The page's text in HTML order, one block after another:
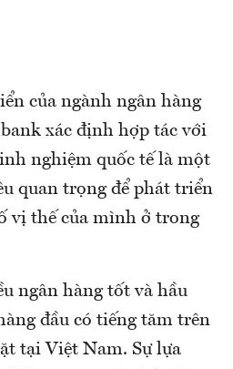
của ngành ngân hàng
xác định hợp tác với
nghiệm quốc tế là một
quan trọng để phát triển
vị thế của mình ở trong
ngân hàng tốt và hầu
đầu có tiếng tăm trên
tại Việt Nam. Sự lựa